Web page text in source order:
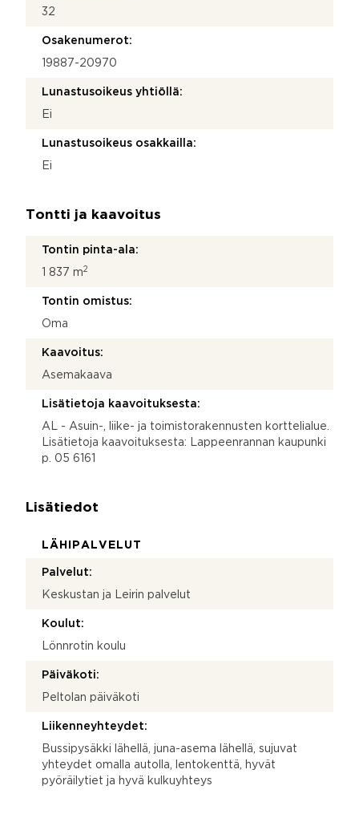
32
Osakenumerot:
19887-20970
Lunastusoikeus yhtiöllä:
Ei
Lunastusoikeus osakkailla:
Ei
Tontti ja kaavoitus
Tontin pinta-ala:
1 837 m2
Tontin omistus:
Oma
Kaavoitus:
Asemakaava
Lisätietoja kaavoituksesta:
AL - Asuin-, liike- ja toimistorakennusten korttelialue.
Lisätietoja kaavoituksesta: Lappeenrannan kaupunki
p. 05 6161
Lisätiedot
LÄHIPALVELUT
Palvelut:
Keskustan ja Leirin palvelut
Koulut:
Lönnrotin koulu
Päiväkoti:
Peltolan päiväkoti
Liikenneyhteydet:
Bussipysäkki lähellä, juna-asema lähellä, sujuvat
yhteydet omalla autolla, lentokenttä, hyvät
pyöräilytiet ja hyvä kulkuyhteys